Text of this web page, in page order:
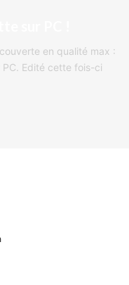
en qualité max :
Edité cette fois-ci